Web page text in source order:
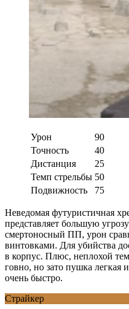
Урон
90
Точность
40
Дистанция
25
Темп стрельбы 50
Подвижность
75
Неведомая футуристичная
представляет большую
смертоносный ПП, урон
винтовками. Для убийства
в корпус. Плюс, неплохой
говно, но зато пушка легкая
очень быстро.
Страйкер